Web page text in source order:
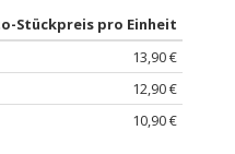
Stückpreis pro Einheit
13,90 €
12,90 €
10,90 €